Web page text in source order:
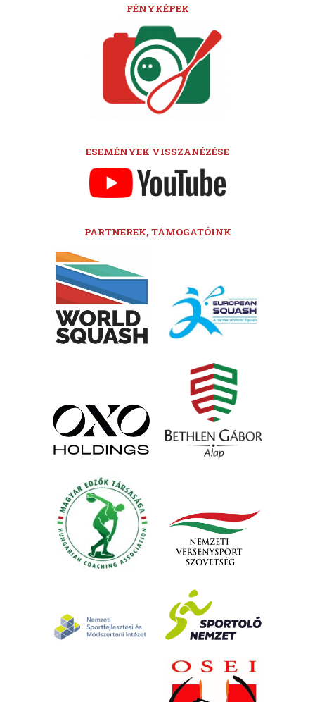
FÉNYKÉPEK
ESEMÉNYEK VISSZANÉZÉSE
PARTNEREK, TÁMOGATÓINK